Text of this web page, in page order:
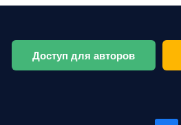
Доступ для авторов